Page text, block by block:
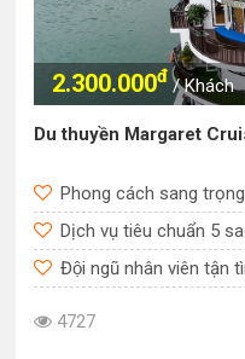
2.300.000đ / Khách
Du thuyền Margaret
Phong cách sang
Dịch vụ tiêu chuẩn 5
Đội ngũ nhân viên tận
4727